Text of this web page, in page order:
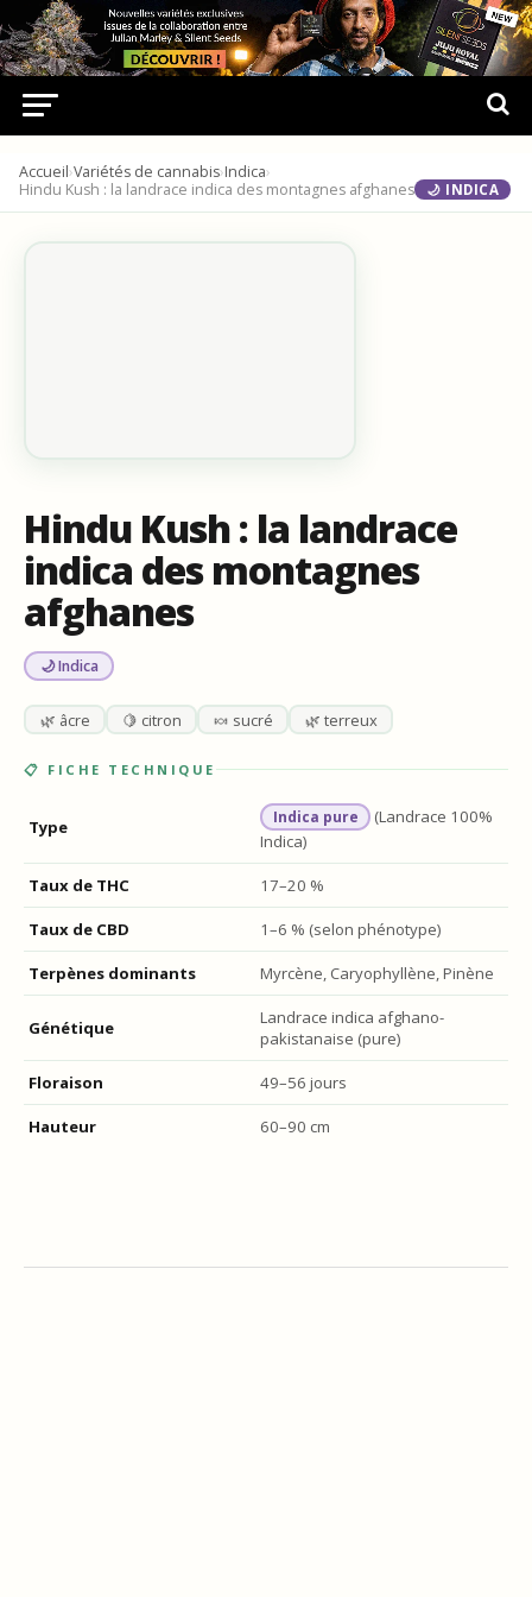
Accueil›Variétés de cannabis›Indica›
Hindu Kush : la landrace indica des montagnes afghanes
🌙 INDICA
Hindu Kush : la landrace
indica des montagnes
afghanes
🌙 Indica
🌿 âcre 🍋 citron 🍬 sucré 🌿 terreux
📋 FICHE TECHNIQUE
Type Indica pure
(Landrace 100%
Indica)
Taux de THC 17–20 %
Taux de CBD 1–6 % (selon phénotype)
Terpènes dominants Myrcène, Caryophyllène, Pinène
Génétique
Landrace indica afghano-
pakistanaise (pure)
Floraison 49–56 jours
Hauteur 60–90 cm